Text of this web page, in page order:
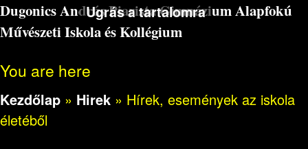
Ugrás a tartalomra
Dugonics András Piarista Gimnázium Alapfokú
Művészeti Iskola és Kollégium
You are here
Kezdőlap » Hirek » Hírek, események az iskola
életéből